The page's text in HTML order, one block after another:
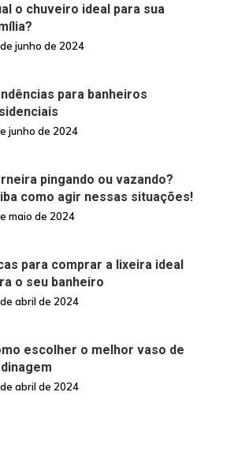
o chuveiro ideal para sua
junho de 2024
para banheiros
junho de 2024
pingando ou vazando?
como agir nessas situações!
maio de 2024
para comprar a lixeira ideal
o seu banheiro
abril de 2024
escolher o melhor vaso de
abril de 2024